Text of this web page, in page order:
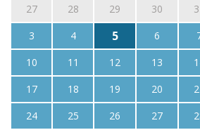
27
28 29 30
3
4 5 6
10
11 12 13
17
18 19 20
24
25 26 27